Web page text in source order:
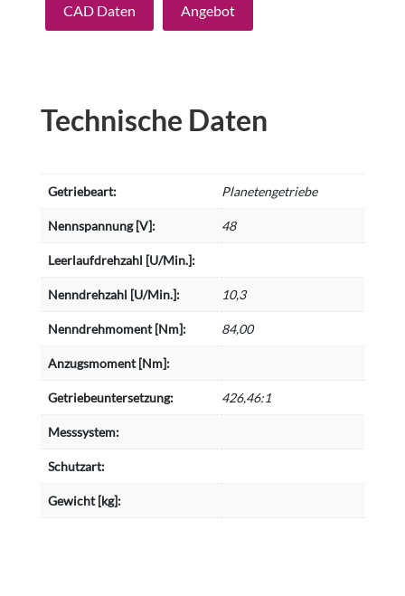
CAD Daten Angebot
Technische Daten
Getriebeart: Planetengetriebe
Nennspannung [V]: 48
Leerlaufdrehzahl [U/Min.]:
Nenndrehzahl [U/Min.]: 10,3
Nenndrehmoment [Nm]: 84,00
Anzugsmoment [Nm]:
Getriebeuntersetzung: 426,46:1
Messsystem:
Schutzart:
Gewicht [kg]: